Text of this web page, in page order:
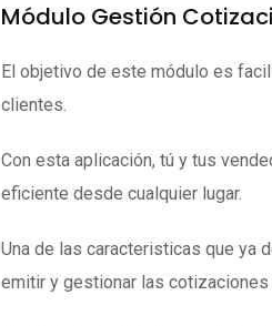
Módulo Gestión
El objetivo de este módulo es
clientes.
Con esta aplicación, tú y tus
eficiente desde cualquier lugar.
Una de las caracteristicas que ya
emitir y gestionar las